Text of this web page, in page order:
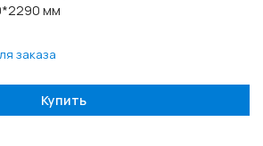
мм
заказа
Купить